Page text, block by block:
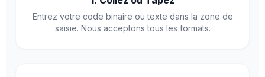
Entrez votre code binaire ou texte dans la zone de
saisie. Nous acceptons tous les formats.